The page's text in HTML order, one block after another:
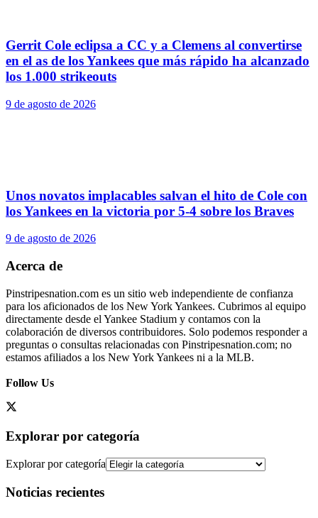
Gerrit Cole eclipsa a CC y a Clemens al convertirse
en el as de los Yankees que más rápido ha alcanzado
los 1.000 strikeouts
9 de agosto de 2026
Unos novatos implacables salvan el hito de Cole con
los Yankees en la victoria por 5-4 sobre los Braves
9 de agosto de 2026
Acerca de
Pinstripesnation.com es un sitio web independiente de confianza
para los aficionados de los New York Yankees. Cubrimos al equipo
directamente desde el Yankee Stadium y contamos con la
colaboración de diversos contribuidores. Solo podemos responder a
preguntas o consultas relacionadas con Pinstripesnation.com; no
estamos afiliados a los New York Yankees ni a la MLB.
Follow Us
Explorar por categoría
Explorar por categoría
Noticias recientes